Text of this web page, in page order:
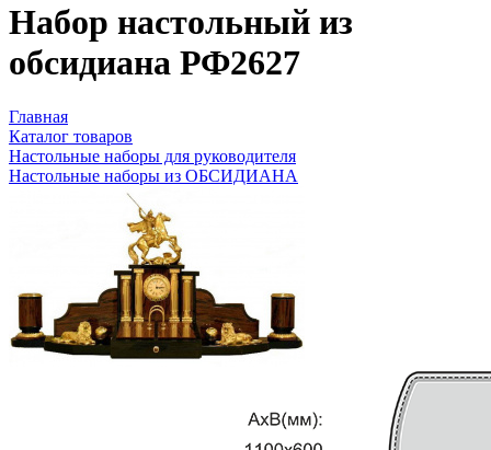
Набор настольный из
обсидиана РФ2627
Главная
Каталог товаров
Настольные наборы для руководителя
Настольные наборы из ОБСИДИАНА